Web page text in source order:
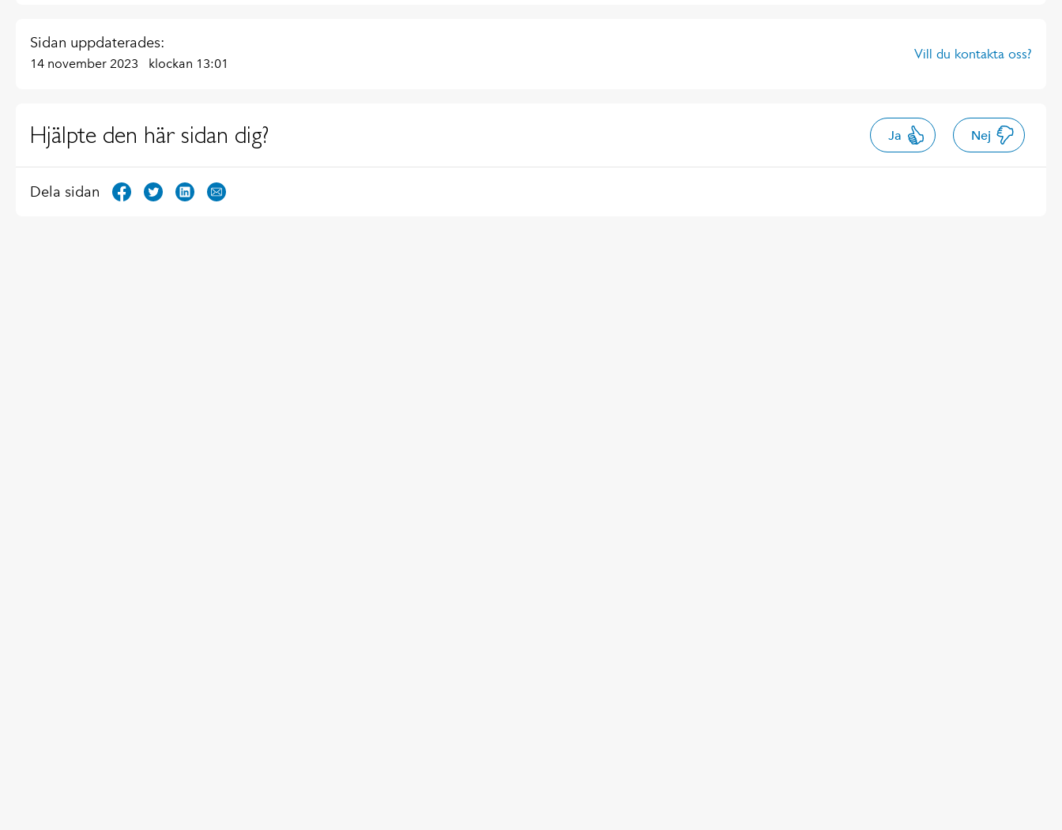
Sidan uppdaterades:
14 november 2023 klockan 13:01
Vill du kontakta oss?
Hjälpte den här sidan dig? Ja Nej
Dela sidan